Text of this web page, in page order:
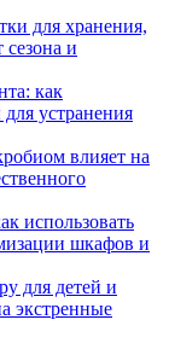
для хранения,
сезона и
как
устранения
влияет на
использовать
шкафов и
для детей и
экстренные